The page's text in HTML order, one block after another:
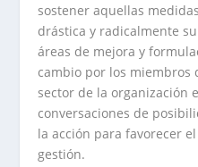
sostener aquellas
drástica y radicalmente
áreas de mejora y
cambio por los
sector de la organización
conversaciones de
la acción para favorecer
gestión.